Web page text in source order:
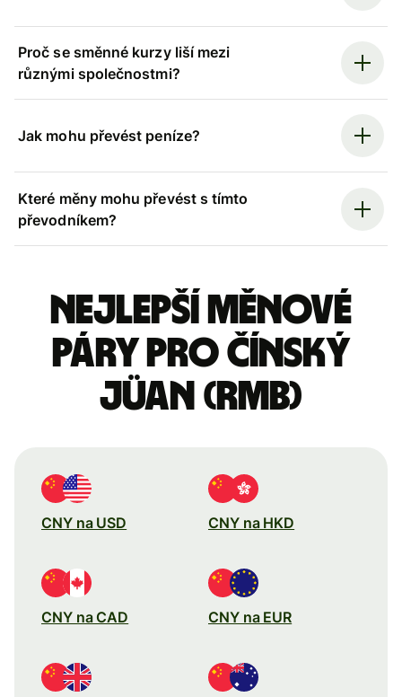
Proč se směnné kurzy liší mezi
různými společnostmi?
Jak mohu převést peníze?
Které měny mohu převést s tímto
převodníkem?
Nejlepší měnové
páry pro čínský
jüan (rmb)
CNY na USD CNY na HKD
CNY na CAD CNY na EUR